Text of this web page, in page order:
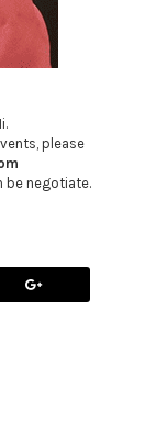
please
be negotiate.